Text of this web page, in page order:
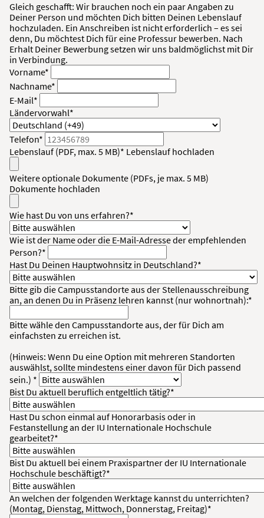
Gleich geschafft: Wir brauchen noch ein paar Angaben zu
Deiner Person und möchten Dich bitten Deinen Lebenslauf
hochzuladen. Ein Anschreiben ist nicht erforderlich – es sei
denn, Du möchtest Dich für eine Professur bewerben. Nach
Erhalt Deiner Bewerbung setzen wir uns baldmöglichst mit Dir
in Verbindung.
Vorname*
Nachname*
E-Mail*
Ländervorwahl*
Telefon*
Lebenslauf (PDF, max. 5 MB)* Lebenslauf hochladen
Weitere optionale Dokumente (PDFs, je max. 5 MB)
Dokumente hochladen
Wie hast Du von uns erfahren?*
Wie ist der Name oder die E-Mail-Adresse der empfehlenden
Person?*
Hast Du Deinen Hauptwohnsitz in Deutschland?*
Bitte gib die Campusstandorte aus der Stellenausschreibung
an, an denen Du in Präsenz lehren kannst (nur wohnortnah):*
Bitte wähle den Campusstandorte aus, der für Dich am
einfachsten zu erreichen ist.
(Hinweis: Wenn Du eine Option mit mehreren Standorten
auswählst, sollte mindestens einer davon für Dich passend
sein.) *
Bist Du aktuell beruflich entgeltlich tätig?*
Hast Du schon einmal auf Honorarbasis oder in
Festanstellung an der IU Internationale Hochschule
gearbeitet?*
Bist Du aktuell bei einem Praxispartner der IU Internationale
Hochschule beschäftigt?*
An welchen der folgenden Werktage kannst du unterrichten?
(Montag, Dienstag, Mittwoch, Donnerstag, Freitag)*